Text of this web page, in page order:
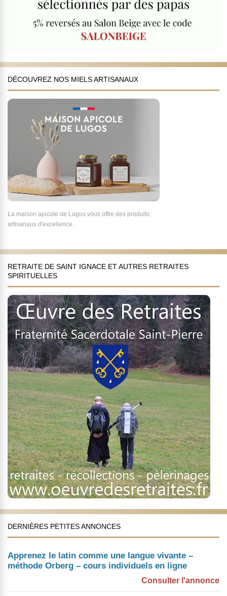
DÉCOUVREZ NOS MIELS ARTISANAUX
La maison apicole de Lugos vous offre des produits
artisanaux d'excellence.
RETRAITE DE SAINT IGNACE ET AUTRES RETRAITES
SPIRITUELLES
DERNIÈRES PETITES ANNONCES
Apprenez le latin comme une langue vivante –
méthode Orberg – cours individuels en ligne
Consulter l'annonce